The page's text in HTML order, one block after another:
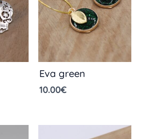
Eva green
10.00€